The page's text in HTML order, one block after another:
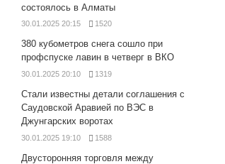
состоялось в Алматы
30.01.2025 20:15 1520
380 кубометров снега сошло при
профспуске лавин в четверг в ВКО
30.01.2025 20:10 1319
Стали известны детали соглашения с
Саудовской Аравией по ВЭС в
Джунгарских воротах
30.01.2025 19:10 1588
Двусторонняя торговля между